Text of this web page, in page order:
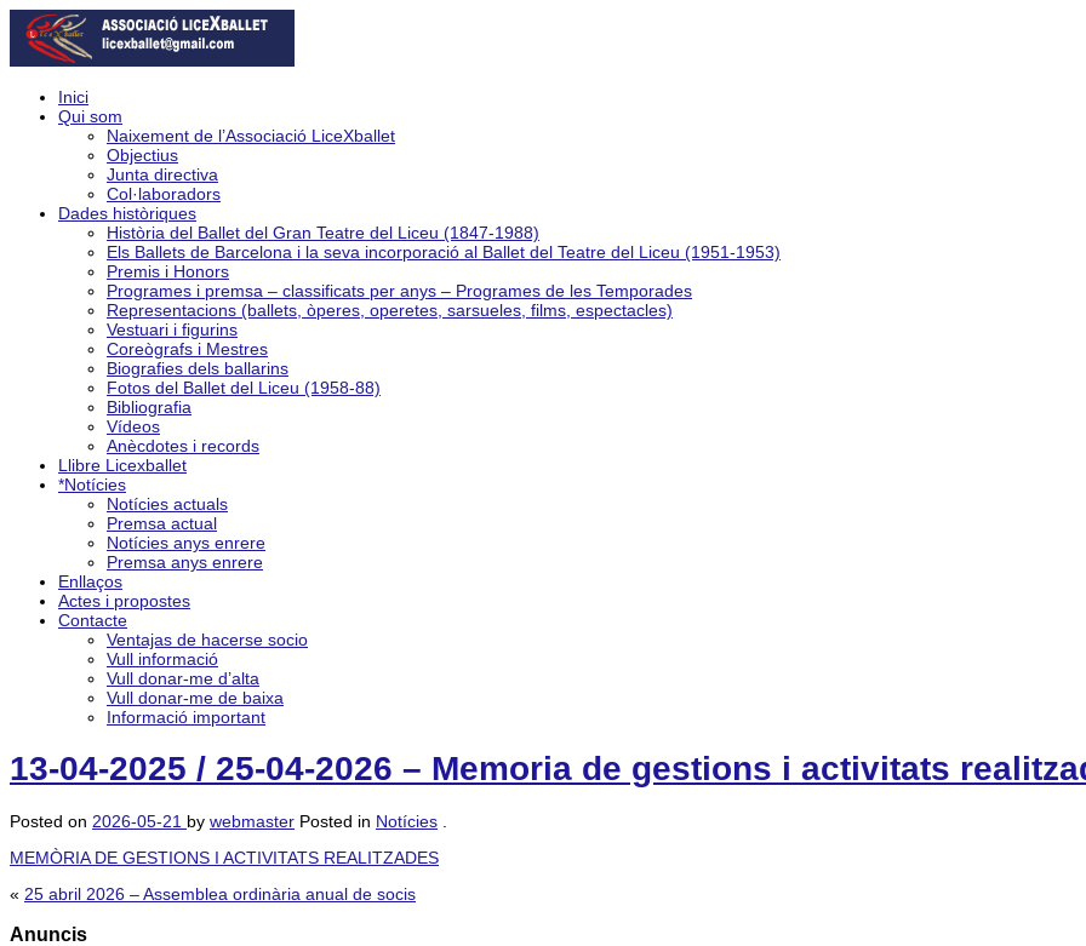
Inici
Qui som
Naixement de l’Associació LiceXballet
Objectius
Junta directiva
Col·laboradors
Dades històriques
Història del Ballet del Gran Teatre del Liceu (1847-1988)
Els Ballets de Barcelona i la seva incorporació al Ballet del Teatre del Liceu (1951-1953)
Premis i Honors
Programes i premsa – classificats per anys – Programes de les Temporades
Representacions (ballets, òperes, operetes, sarsueles, films, espectacles)
Vestuari i figurins
Coreògrafs i Mestres
Biografies dels ballarins
Fotos del Ballet del Liceu (1958-88)
Bibliografia
Vídeos
Anècdotes i records
Llibre Licexballet
*Notícies
Notícies actuals
Premsa actual
Notícies anys enrere
Premsa anys enrere
Enllaços
Actes i propostes
Contacte
Ventajas de hacerse socio
Vull informació
Vull donar-me d’alta
Vull donar-me de baixa
Informació important
13-04-2025 / 25-04-2026 – Memoria de gestions i activitats
Posted on 2026-05-21 by webmaster Posted in Notícies
MEMÒRIA DE GESTIONS I ACTIVITATS REALITZADES
« 25 abril 2026 – Assemblea ordinària anual de socis
Anuncis